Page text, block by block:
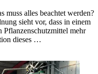
muss alles beachtet werden?
sieht vor, dass in einem
Pflanzenschutzmittel mehr
dieses …